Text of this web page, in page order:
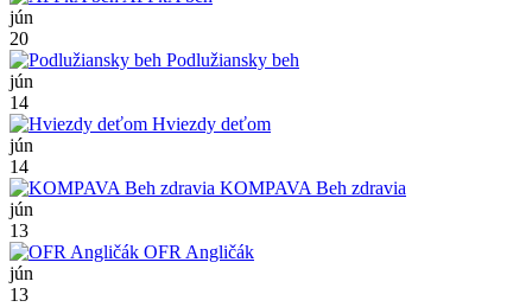
jún
20
Podlužiansky beh
jún
14
Hviezdy deťom
jún
14
KOMPAVA Beh zdravia
jún
13
OFR Angličák
jún
13